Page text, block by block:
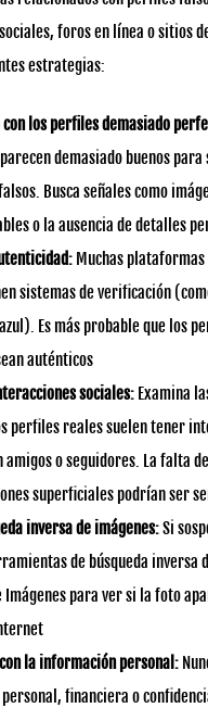
foros en línea o sitios
estrategias:
con los perfiles demasiado
demasiado buenos para
Busca señales como
o la ausencia de detalles
Muchas
sistemas de verificación
Es más probable que los
auténticos
sociales: Examina
perfiles reales suelen tener
amigos o seguidores. La falta
superficiales podrían ser
inversa de imágenes:Si
de búsqueda inversa
Imágenes para ver si la foto
la información personal:
financiera o